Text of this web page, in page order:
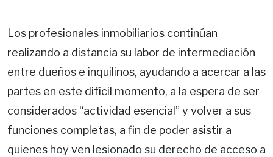
Los profesionales inmobiliarios continúan
realizando a distancia su labor de intermediación
entre dueños e inquilinos, ayudando a acercar a las
partes en este difícil momento, a la espera de ser
considerados “actividad esencial” y volver a sus
funciones completas, a fin de poder asistir a
quienes hoy ven lesionado su derecho de acceso a